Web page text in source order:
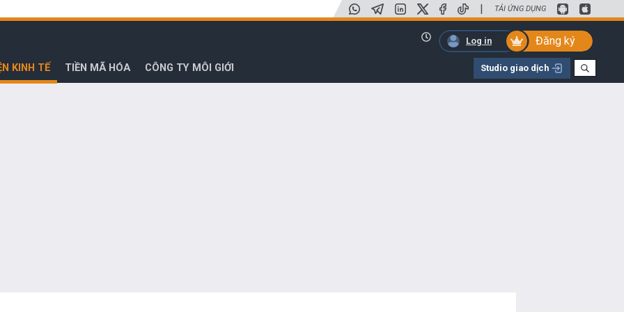
| TẢI ỨNG DỤNG
Log in Đăng ký
KINH TẾ TIỀN MÃ HÓA CÔNG TY MÔI GIỚI Studio giao dịch